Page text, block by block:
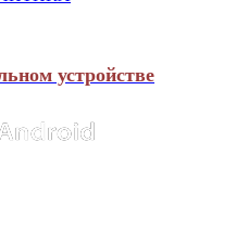
устройстве